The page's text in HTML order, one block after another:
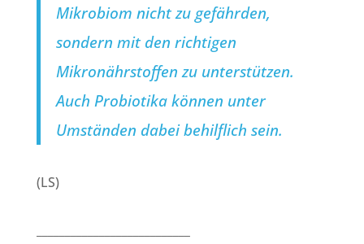
Mikrobiom nicht zu gefährden,
sondern mit den richtigen
Mikronährstoffen zu unterstützen.
Auch Probiotika können unter
Umständen dabei behilflich sein.
(LS)